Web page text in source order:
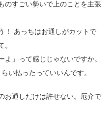
のすごい勢いで上のことを主張
！ あっちはお通しがカットで
。
」って感じじゃないですか。
い払ったっていいんです。
通しだけは許せない。厄介で